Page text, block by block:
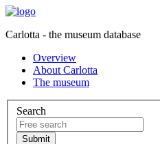
Carlotta - the museum database
Overview
About Carlotta
The museum
Search